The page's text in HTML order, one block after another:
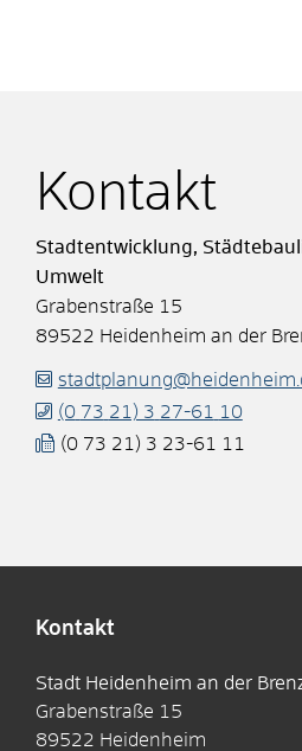
Kontakt
Stadtentwicklung,
Umwelt
Grabenstraße 15
89522 Heidenheim an der
(0 73 21) 3 27-61
10
(0 73 21) 3 23-61 11
Kontakt
Stadt Heidenheim an der
Grabenstraße 15
89522 Heidenheim